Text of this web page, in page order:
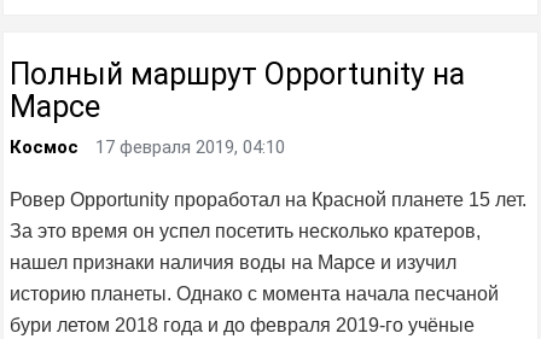
Полный маршрут Opportunity на
Марсе
Космос 17 февраля 2019, 04:10
Ровер Opportunity проработал на Красной планете 15 лет.
За это время он успел посетить несколько кратеров,
нашел признаки наличия воды на Марсе и изучил
историю планеты. Однако с момента начала песчаной
бури летом 2018 года и до февраля 2019-го учёные